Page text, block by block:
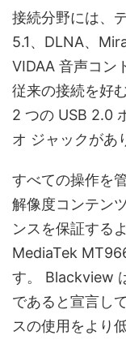
接続分野には、
5.1、DLNA、
VIDAA 音声コン
従来の接続を好
2 つの USB 2.0
オ ジャックがあ
すべての操作を
解像度コンテン
ンスを保証する
MediaTek
す。 Blackview
であると宣言し
スの使用をより